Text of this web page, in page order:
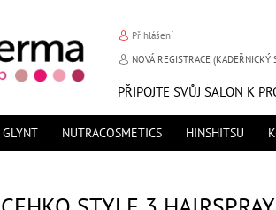
Přihlášení
NOVÁ REGISTRACE
PŘIPOJTE SVŮJ SALON K
GLYNT NUTRACOSMETICS HINSHITSU